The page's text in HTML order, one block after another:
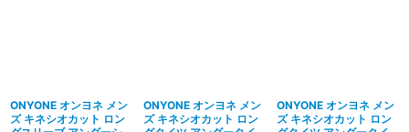
ONYONE オンヨネ メン
ズ キネシオカット ロン
ONYONE オンヨネ メン
ズ キネシオカット ロン
ONYONE オンヨネ メン
ズ キネシオカット ロン